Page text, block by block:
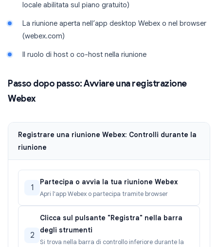
locale abilitata sul piano gratuito)
La riunione aperta nell’app desktop Webex o nel browser
(webex.com)
Il ruolo di host o co-host nella riunione
Passo dopo passo: Avviare una registrazione
Webex
Registrare una riunione Webex: Controlli durante la
riunione
1
Partecipa o avvia la tua riunione Webex
Apri l'app Webex o partecipa tramite browser
2
Clicca sul pulsante "Registra" nella barra
degli strumenti
Si trova nella barra di controllo inferiore durante la